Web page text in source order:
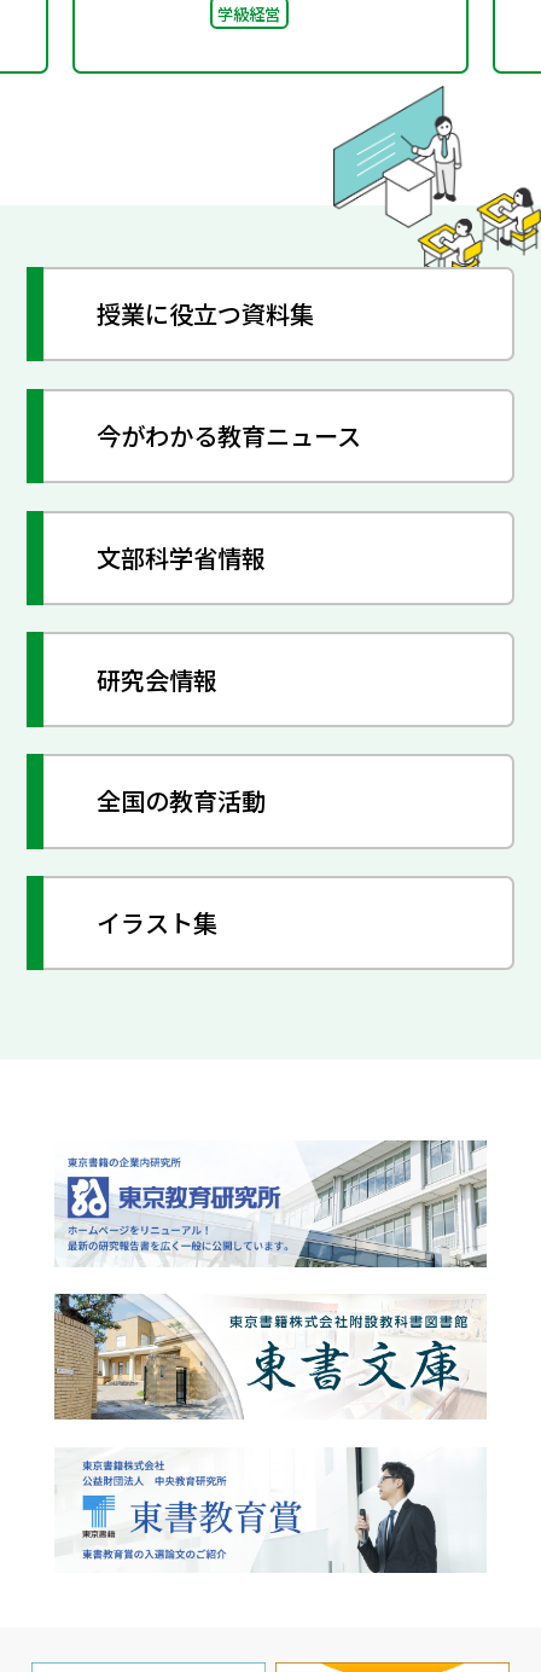
学級経営
授業に役立つ資料集
今がわかる教育ニュース
文部科学省情報
研究会情報
全国の教育活動
イラスト集